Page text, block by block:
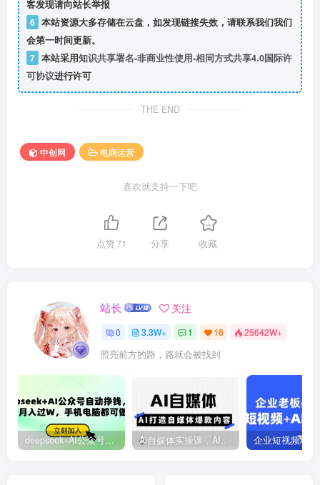
客发现请向站长举报
6 本站资源大多存储在云盘，如发现链接失效，请联系我们我们
会第一时间更新。
7 本站采用知识共享署名-非商业性使用-相同方式共享4.0国际许
可协议进行许可
THE END
中创网 电商运营
喜欢就支持一下吧
点赞71 分享 收藏
站长 关注
0 3.3W+ 1 16 25642W+
照亮前方的路，路就会被找到
deepseek+AI公众号自动挣钱，轻松月入过W，手机电脑都可做 Ai自媒体实操课，AI打造自媒体爆款内容